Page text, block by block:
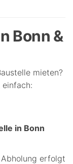
Bonn &
mieten?
in Bonn
erfolgt